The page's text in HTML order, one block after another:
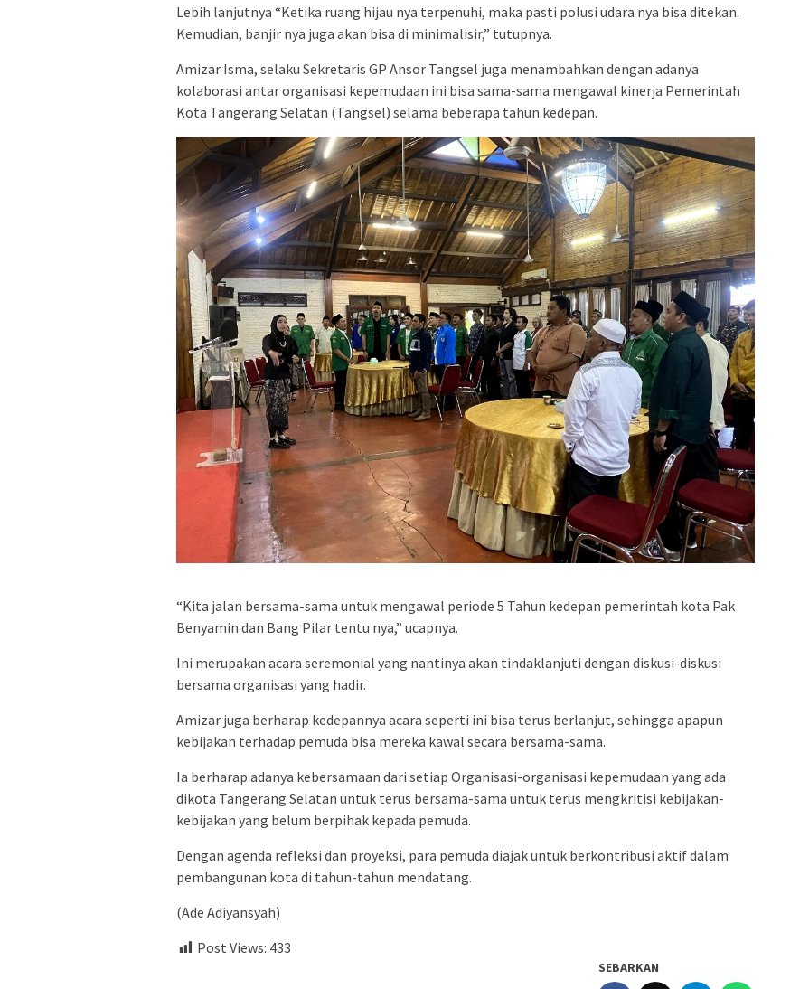
Lebih lanjutnya “Ketika ruang hijau nya terpenuhi, maka pasti polusi udara nya bisa ditekan.
Kemudian, banjir nya juga akan bisa di minimalisir,” tutupnya.
Amizar Isma, selaku Sekretaris GP Ansor Tangsel juga menambahkan dengan adanya
kolaborasi antar organisasi kepemudaan ini bisa sama-sama mengawal kinerja Pemerintah
Kota Tangerang Selatan (Tangsel) selama beberapa tahun kedepan.
“Kita jalan bersama-sama untuk mengawal periode 5 Tahun kedepan pemerintah kota Pak
Benyamin dan Bang Pilar tentu nya,” ucapnya.
Ini merupakan acara seremonial yang nantinya akan tindaklanjuti dengan diskusi-diskusi
bersama organisasi yang hadir.
Amizar juga berharap kedepannya acara seperti ini bisa terus berlanjut, sehingga apapun
kebijakan terhadap pemuda bisa mereka kawal secara bersama-sama.
Ia berharap adanya kebersamaan dari setiap Organisasi-organisasi kepemudaan yang ada
dikota Tangerang Selatan untuk terus bersama-sama untuk terus mengkritisi kebijakan-
kebijakan yang belum berpihak kepada pemuda.
Dengan agenda refleksi dan proyeksi, para pemuda diajak untuk berkontribusi aktif dalam
pembangunan kota di tahun-tahun mendatang.
(Ade Adiyansyah)
Post Views: 433
SEBARKAN